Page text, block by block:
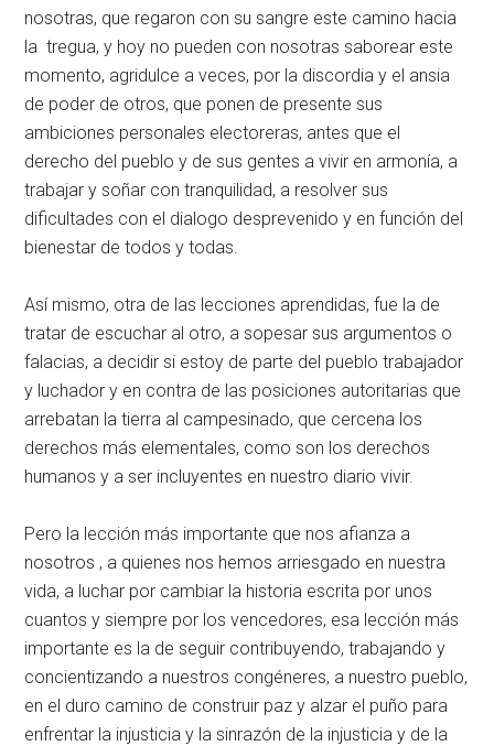
nosotras, que regaron con su sangre este camino hacia
la tregua, y hoy no pueden con nosotras saborear este
momento, agridulce a veces, por la discordia y el ansia
de poder de otros, que ponen de presente sus
ambiciones personales electoreras, antes que el
derecho del pueblo y de sus gentes a vivir en armonía, a
trabajar y soñar con tranquilidad, a resolver sus
dificultades con el dialogo desprevenido y en función del
bienestar de todos y todas.
Así mismo, otra de las lecciones aprendidas, fue la de
tratar de escuchar al otro, a sopesar sus argumentos o
falacias, a decidir si estoy de parte del pueblo trabajador
y luchador y en contra de las posiciones autoritarias que
arrebatan la tierra al campesinado, que cercena los
derechos más elementales, como son los derechos
humanos y a ser incluyentes en nuestro diario vivir.
Pero la lección más importante que nos afianza a
nosotros , a quienes nos hemos arriesgado en nuestra
vida, a luchar por cambiar la historia escrita por unos
cuantos y siempre por los vencedores, esa lección más
importante es la de seguir contribuyendo, trabajando y
concientizando a nuestros congéneres, a nuestro pueblo,
en el duro camino de construir paz y alzar el puño para
enfrentar la injusticia y la sinrazón de la injusticia y de la